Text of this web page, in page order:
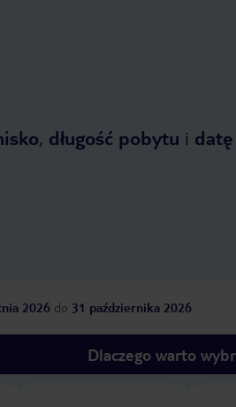
, długość pobytu i
2026 do 31 października 2026
Dlaczego warto